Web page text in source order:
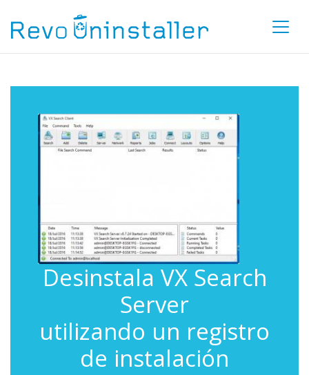
Desinstala VX Search
Server
utilizando un registro
de instalación